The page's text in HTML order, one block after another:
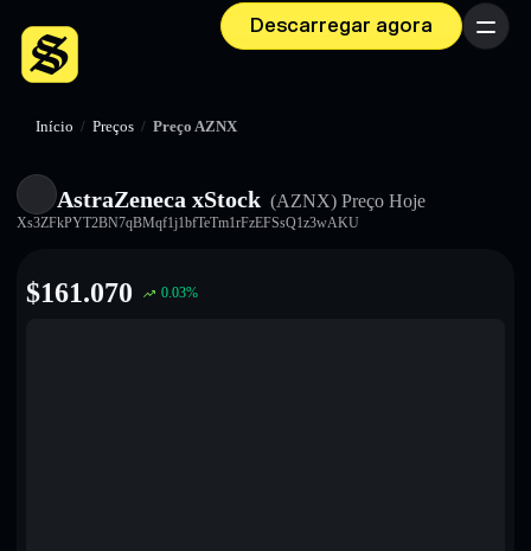
Descarregar agora Menu
Início / Preços / Preço AZNX
AstraZeneca xStock (AZNX) Preço Hoje
Xs3ZFkPYT2BN7qBMqf1j1bfTeTm1rFzEFSsQ1z3wAKU
$161.070 0.03%